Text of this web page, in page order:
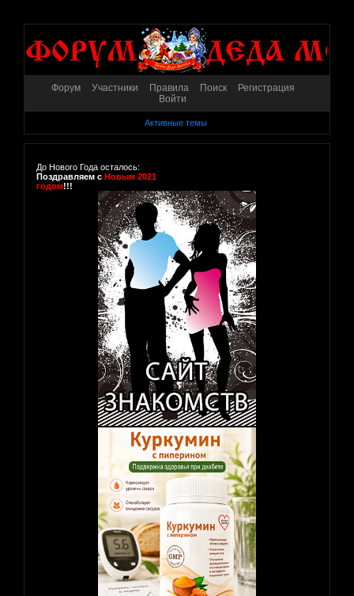
Форум Участники Правила Поиск
Регистрация
Войти
Активные темы
До Нового Года осталось:
Поздравляем с Новым 2021
годом!!!